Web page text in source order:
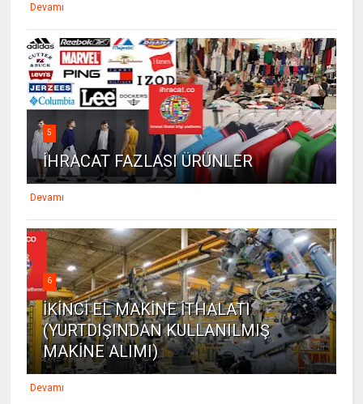
Devamı
5
İHRACAT FAZLASI ÜRÜNLER
Devamı
6
İKİNCİ EL MAKİNE İTHALATI
(YURTDIŞINDAN KULLANILMIŞ
MAKİNE ALIMI)
Devamı